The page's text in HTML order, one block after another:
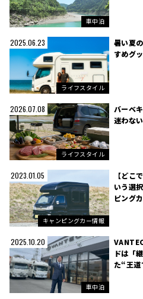
車中泊
2025.06.23
ライフスタイル
暑い夏
すめグ
2026.07.08
ライフスタイル
バーベ
迷わな
2023.01.05
キャンピングカー情報
【どこ
いう選
ピング
2025.10.20
車中泊
ドは「
た“王